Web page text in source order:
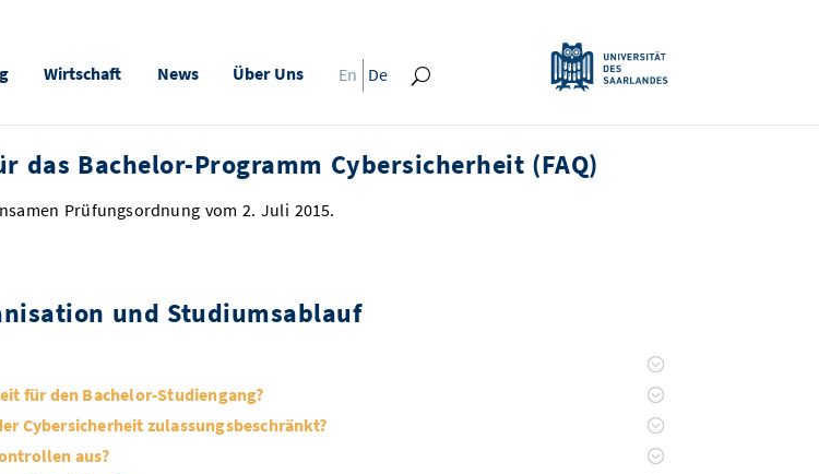
Wirtschaft News Über Uns En De
das Bachelor-Programm Cybersicherheit (FAQ)
Prüfungsordnung vom 2. Juli 2015.
und Studiumsablauf
für den Bachelor-Studiengang?
Cybersicherheit zulassungsbeschränkt?
aus?